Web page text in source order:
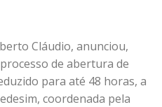
Cláudio, anunciou,
de abertura de
para até 48 horas, a
coordenada pela